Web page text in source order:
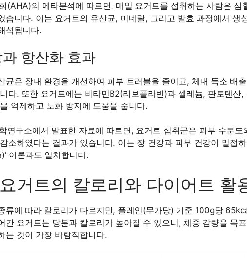
(AHA)의 메타분석에 따르면, 매일 요거트를 섭취하는 사람은 심
습니다. 이는 요거트의 유산균, 미네랄, 그리고 발효 과정에서 생
석됩니다.
항산화 효과
균은 장내 환경을 개선하여 피부 트러블을 줄이고, 체내 독소 배
다. 또한 요거트에는 비타민B2(리보플라빈)과 셀레늄, 판토텐산
억제하고 노화 방지에 도움을 줍니다.
연구소에서 발표한 자료에 따르면, 요거트 섭취군은 피부 수분도
소하였다는 결과가 있습니다. 이는 장 건강과 피부 건강이 밀접
이론과도 일치합니다.
거트의 칼로리와 다이어트 활
류에 따라 칼로리가 다르지만, 플레인(무가당) 기준 100g당
간 요거트는 당분과 칼로리가 높아질 수 있으니, 체중 감량을 목
는 것이 가장 바람직합니다.